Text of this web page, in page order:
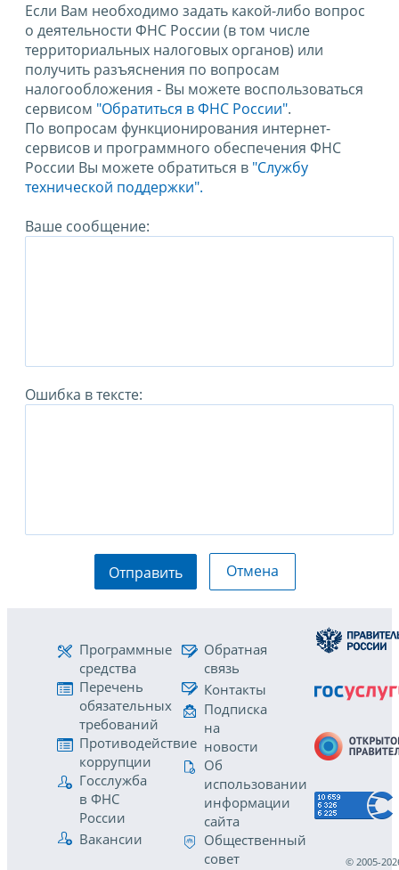
Если Вам необходимо задать какой-либо вопрос
о деятельности ФНС России (в том числе
территориальных налоговых органов) или
получить разъяснения по вопросам
налогообложения - Вы можете воспользоваться
сервисом "Обратиться в ФНС России".
По вопросам функционирования интернет-
сервисов и программного обеспечения ФНС
России Вы можете обратиться в "Службу
технической поддержки".
Ваше сообщение:
Ошибка в тексте:
Отправить Отмена
Программные
средства
Перечень
обязательных
требований
Противодействие
коррупции
Госслужба
в ФНС
России
Вакансии
Обратная
связь
Контакты
Подписка
на
новости
Об
использовании
информации
сайта
Общественный
совет
© 2005-